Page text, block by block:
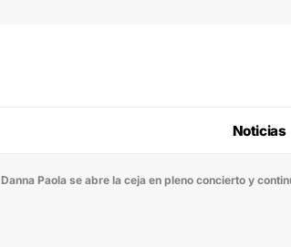
Noticias
Danna Paola se abre la ceja en pleno concierto y